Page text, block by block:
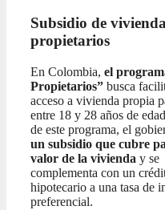
Subsidio de
propietarios
En Colombia, el
Propietarios” busca
acceso a vivienda propia
entre 18 y 28 años de
de este programa, el
un subsidio que cubre
valor de la vivienda y se
complementa con un
hipotecario a una tasa de
preferencial.